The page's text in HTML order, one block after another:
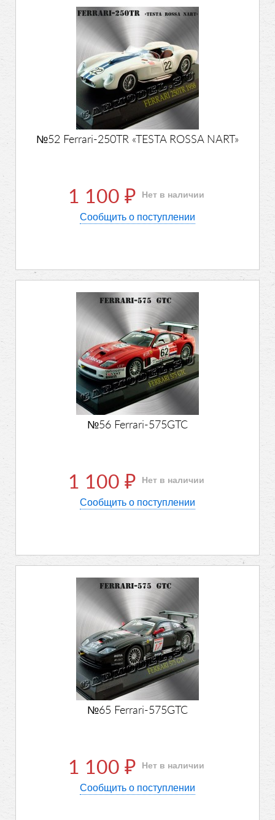
№52 Ferrari-250TR «TESTA ROSSA NART»
1 100 ₽ Нет в наличии
Сообщить о поступлении
№56 Ferrari-575GTC
1 100 ₽ Нет в наличии
Сообщить о поступлении
№65 Ferrari-575GTC
1 100 ₽ Нет в наличии
Сообщить о поступлении